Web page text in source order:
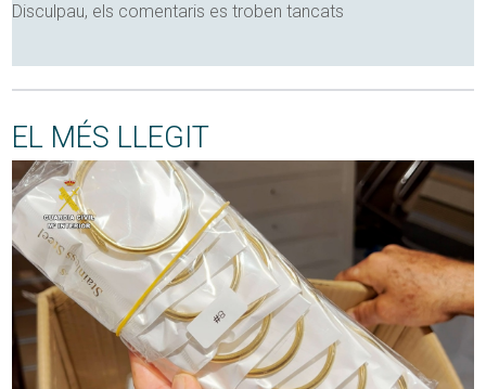
Disculpau, els comentaris es troben tancats
EL MÉS LLEGIT